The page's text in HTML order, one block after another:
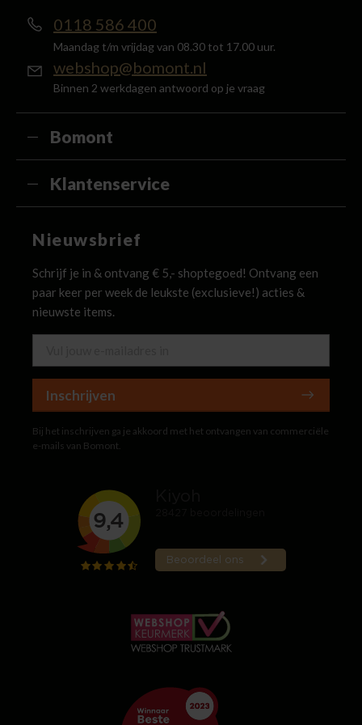
0118 586 400
Maandag t/m vrijdag van 08.30 tot 17.00 uur.
webshop@bomont.nl
Binnen 2 werkdagen antwoord op je vraag
Bomont
Klantenservice
Nieuwsbrief
Schrijf je in & ontvang € 5,- shoptegoed! Ontvang een
paar keer per week de leukste (exclusieve!) acties &
nieuwste items.
Inschrijven
Bij het inschrijven ga je akkoord met het ontvangen van commerciële
e-mails van Bomont.